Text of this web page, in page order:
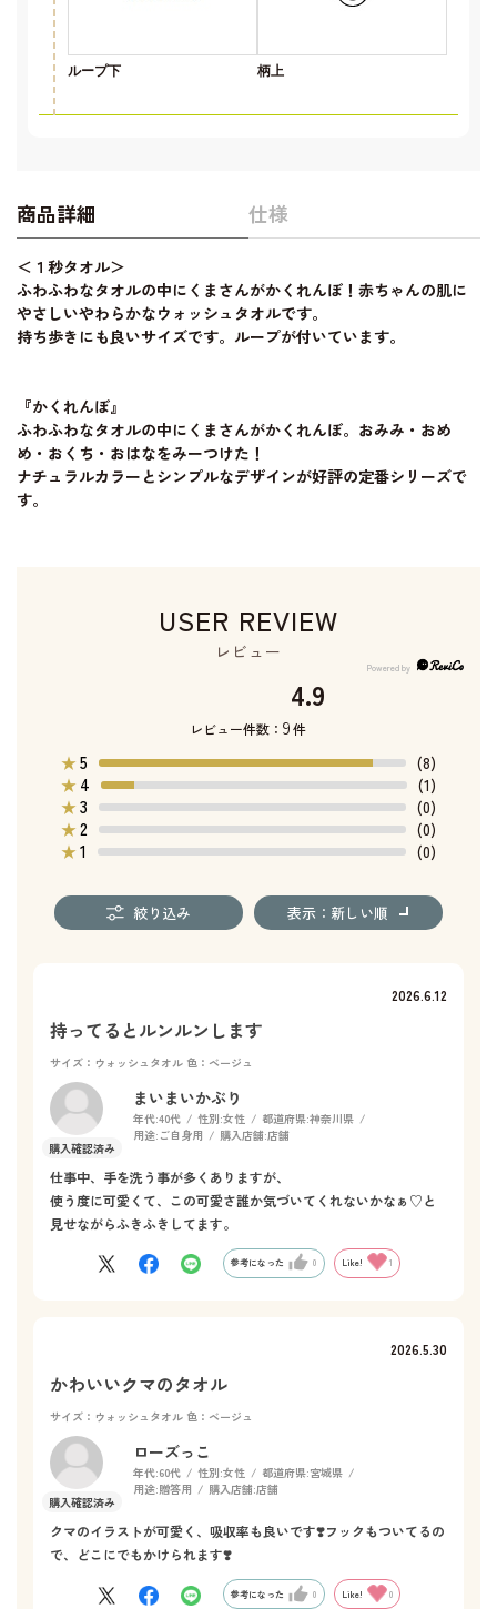
ループ下 柄上
商品詳細 仕様
＜１秒タオル＞
ふわふわなタオルの中にくまさんがかくれんぼ！赤ちゃんの肌に
やさしいやわらかなウォッシュタオルです。
持ち歩きにも良いサイズです。ループが付いています。
『かくれんぼ』
ふわふわなタオルの中にくまさんがかくれんぼ。おみみ・おめ
め・おくち・おはなをみーつけた！
ナチュラルカラーとシンプルなデザインが好評の定番シリーズで
す。
USER REVIEW
レビュー
4.9
レビュー件数：9 件
★5
(8)
★ 4
(1)
★3
(0)
★2
(0)
★1 (0)
絞り込み 表示：新しい順
2026.6.12
持ってるとルンルンします
サイズ：ウォッシュタオル 色：ベージュ
まいまいかぶり
年代:40代 性別:女性 都道府県:神奈川県
用途: ご自身用 購入店舗:店舗
仕事中、手を洗う事が多くありますが、
使う度に可愛くて、この可愛さ誰か気づいてくれないかなぁ♡と
見せながらふきふきしてます。
参考になった 0 Like! 1
2026.5.30
かわいいクマのタオル
サイズ：ウォッシュタオル 色：ベージュ
ローズっこ
年代:60代 性別:女性 都道府県:宮城県
用途:贈答用 購入店舗:店舗
クマのイラストが可愛く、吸収率も良いです❣️フックもついてるの
で、どこにでもかけられます❣️
参考になった 0 Like! 0